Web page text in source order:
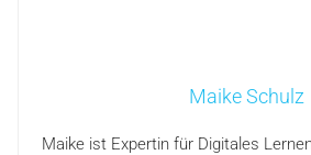
Maike Schulz
Maike ist Expertin für Digitales